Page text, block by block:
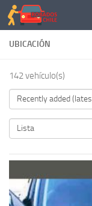
Saltar al contenido
UBICACIÓN
142 vehículo(s)